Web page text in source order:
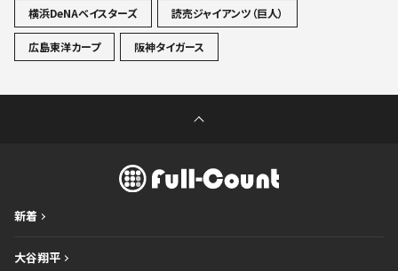
横浜DeNAベイスターズ 読売ジャイアンツ（巨人）
広島東洋カープ 阪神タイガース
新着
大谷翔平